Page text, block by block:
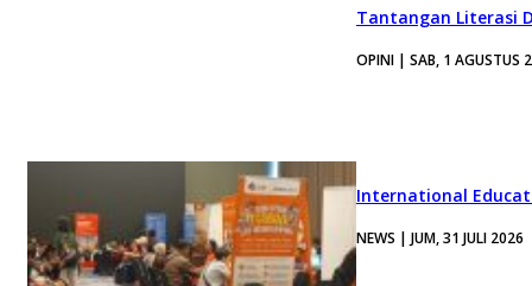
Tantangan Literasi
OPINI | SAB, 1 AGUSTUS
International
NEWS | JUM, 31 JULI 2026